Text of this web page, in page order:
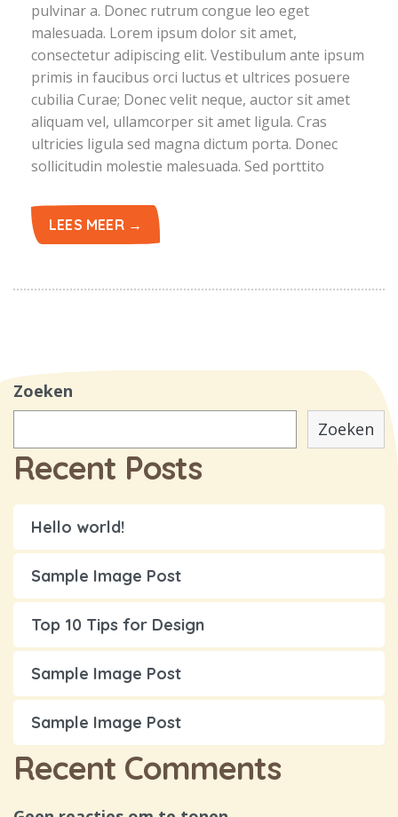
pulvinar a. Donec rutrum congue leo eget
malesuada. Lorem ipsum dolor sit amet,
consectetur adipiscing elit. Vestibulum ante ipsum
primis in faucibus orci luctus et ultrices posuere
cubilia Curae; Donec velit neque, auctor sit amet
aliquam vel, ullamcorper sit amet ligula. Cras
ultricies ligula sed magna dictum porta. Donec
sollicitudin molestie malesuada. Sed porttito
LEES MEER →
Zoeken
Zoeken
Recent Posts
Hello world!
Sample Image Post
Top 10 Tips for Design
Sample Image Post
Sample Image Post
Recent Comments